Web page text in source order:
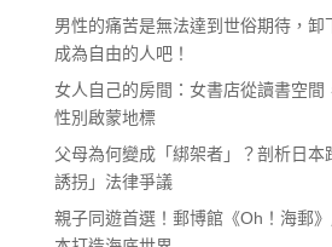
男性的痛苦是無法達到世俗期待，卸
成為自由的人吧！
女人自己的房間：女書店從讀書空間
性別啟蒙地標
父母為何變成「綁架者」？剖析日本
誘拐」法律爭議
親子同遊首選！郵博館《Oh！海郵